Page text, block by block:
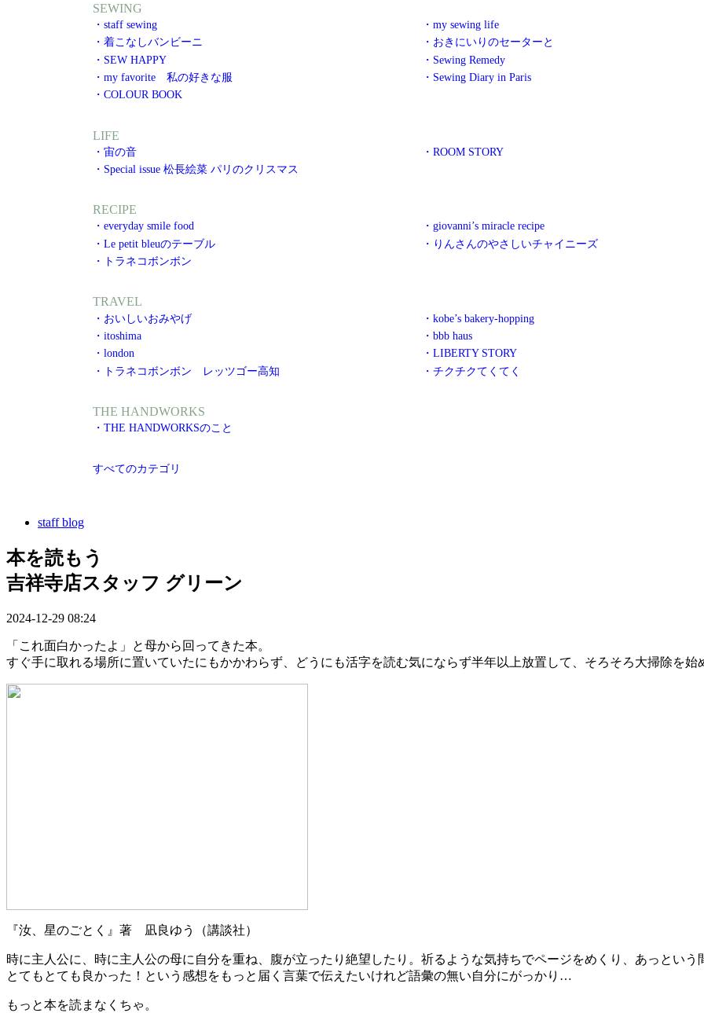
SEWING
・staff sewing ・my sewing life
・着こなしバンビーニ
・おきにいりのセーターと
・SEW HAPPY
・Sewing Remedy
・my favorite 私の好きな服
・Sewing Diary in Paris
・COLOUR BOOK
LIFE
・宙の音 ・ROOM STORY
・Special issue 松長絵菜 パリのクリスマス
RECIPE
・everyday smile food ・giovanni’s miracle recipe
・Le petit bleuのテーブル
・りんさんのやさしいチャイニーズ
・トラネコボンボン
TRAVEL
・おいしいおみやげ ・kobe’s bakery-hopping
・itoshima
・bbb haus
・london
・LIBERTY STORY
・トラネコボンボン レッツゴー高知
・チクチクてくてく
THE HANDWORKS
・THE HANDWORKSのこと
すべてのカテゴリ
staff blog
本を読もう
吉祥寺店スタッフ グリーン
2024-12-29 08:24
「これ面白かったよ」と母から回ってきた本。
すぐ手に取れる場所に置いていたにもかかわらず、どうにも活字を読む気にならず半年以上放置して、そろそろ大掃除を
『汝、星のごとく』著 凪良ゆう（講談社）
時に主人公に、時に主人公の母に自分を重ね、腹が立ったり絶望したり。祈るような気持ちでページをめくり、あっという
とてもとても良かった！という感想をもっと届く言葉で伝えたいけれど語彙の無い自分にがっかり…
もっと本を読まなくちゃ。